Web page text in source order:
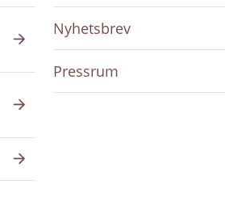
Nyhetsbrev
Pressrum